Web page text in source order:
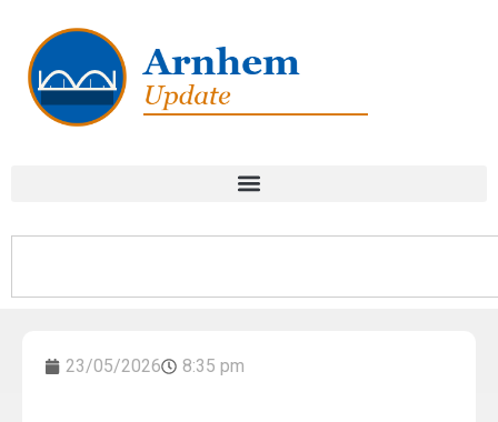
23/05/2026 8:35 pm